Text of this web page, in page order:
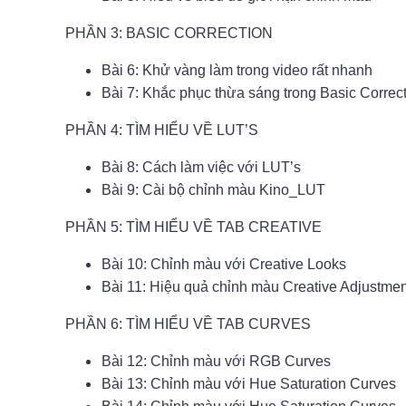
PHẦN 3: BASIC CORRECTION
Bài 6: Khử vàng làm trong video rất nhanh
Bài 7: Khắc phục thừa sáng trong Basic
PHẦN 4: TÌM HIỂU VỀ LUT’S
Bài 8: Cách làm việc với LUT’s
Bài 9: Cài bộ chỉnh màu Kino_LUT
PHẦN 5: TÌM HIỂU VỀ TAB CREATIVE
Bài 10: Chỉnh màu với Creative Looks
Bài 11: Hiệu quả chỉnh màu Creative
PHẦN 6: TÌM HIỂU VỀ TAB CURVES
Bài 12: Chỉnh màu với RGB Curves
Bài 13: Chỉnh màu với Hue Saturation Curves